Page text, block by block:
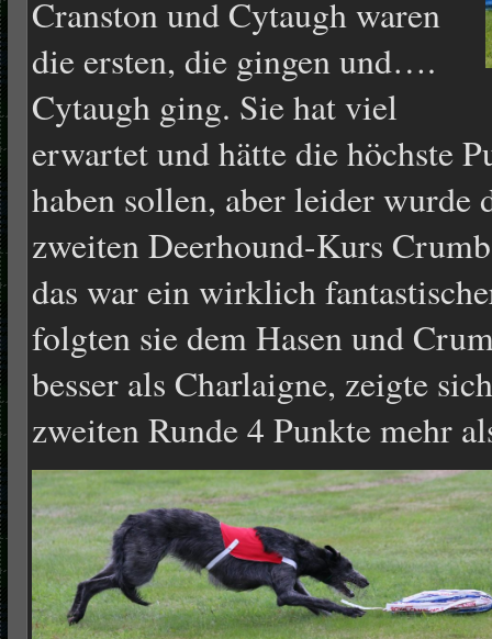
Cranston und Cytaugh waren
die ersten, die gingen und….
Cytaugh ging. Sie hat viel
erwartet und hätte die höchste
haben sollen, aber leider wurde
zweiten Deerhound-Kurs
das war ein wirklich
folgten sie dem Hasen und
besser als Charlaigne, zeigte
zweiten Runde 4 Punkte mehr